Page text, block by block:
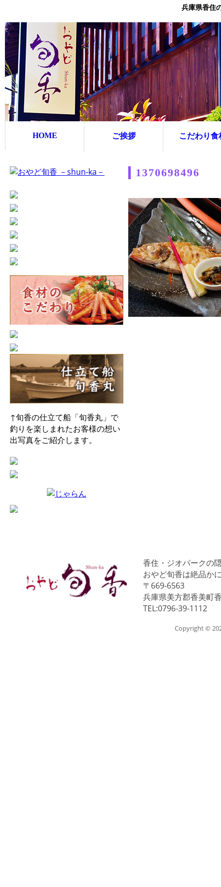
兵庫県香住
HOME ご挨拶 こだわり食
1370698496
↑旬香の仕立て船「旬香丸」で
釣りを楽しまれたお客様の想い
出写真をご紹介します。
香住・ジオパークの
おやど旬香は絶品か
〒669-6563
兵庫県美方郡香美町
TEL:0796-39-1112
Copyright ©